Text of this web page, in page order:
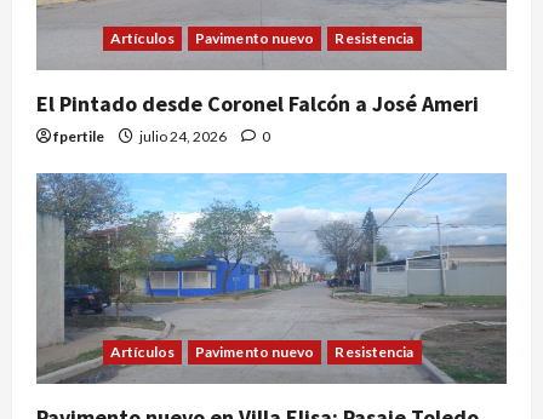
Artículos Pavimento nuevo Resistencia
El Pintado desde Coronel Falcón a José Ameri
fpertile julio 24, 2026 0
Artículos Pavimento nuevo Resistencia